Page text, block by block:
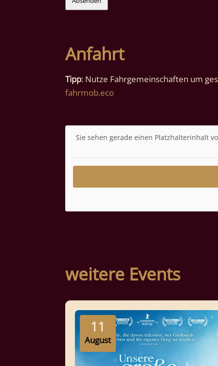
Anfahrt
Tipp: Nutze Fahrgemeinschaften um
fahrmob.eco
Sie sehen gerade einen Platzhalterinhalt
weitere Events
11
August